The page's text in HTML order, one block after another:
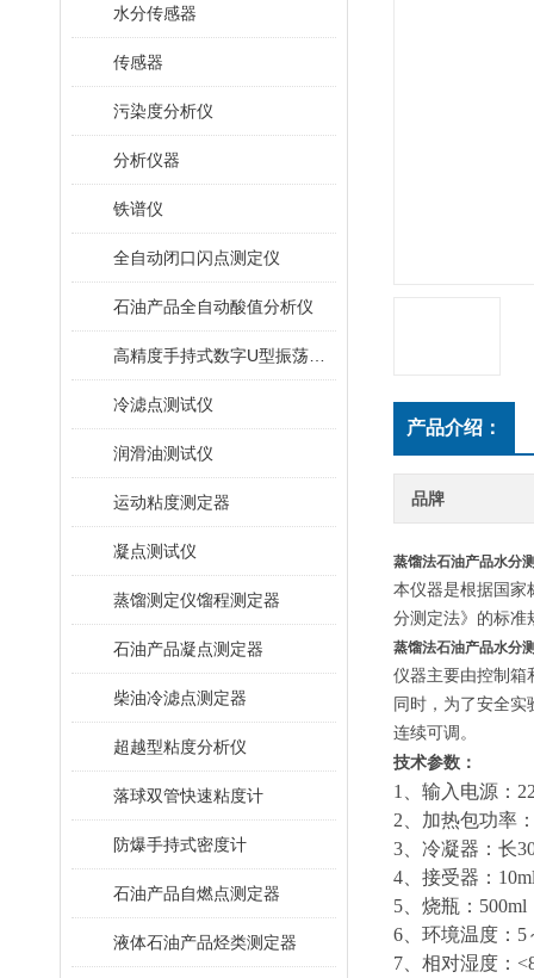
水分传感器
传感器
污染度分析仪
分析仪器
铁谱仪
全自动闭口闪点测定仪
石油产品全自动酸值分析仪
冷滤点测试仪
润滑油测试仪
运动粘度测定器
凝点测试仪
蒸馏测定仪馏程测定器
石油产品凝点测定器
柴油冷滤点测定器
超越型粘度分析仪
落球双管快速粘度计
防爆手持式密度计
石油产品自燃点测定器
液体石油产品烃类测定器
产品介绍：
品牌
蒸馏法石油产品水分
本仪器是根据国家
分测定法》的标准
蒸馏法石油产品水分
仪器主要由控制箱
同时，为了安全
连续可调。
技术参数：
1、输入电源：
2、加热包功率
3、冷凝器：长
4、接受器：10
5、烧瓶：500ml
6、环境温度：
7、相对湿度：